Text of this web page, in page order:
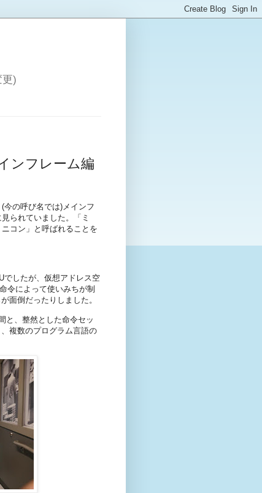
)
ンフレーム編
今の呼び名では)メインフ
られていました。「ミ
コン」と呼ばれることを
でしたが、仮想アドレス空
令によって使いみちが制
面倒だったりしました。
と、整然とした命令セッ
複数のプログラム言語の